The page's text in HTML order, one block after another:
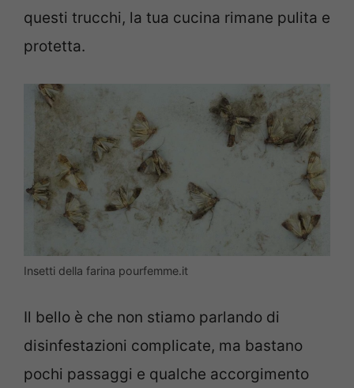
questi trucchi, la tua cucina rimane pulita e
protetta.
Insetti della farina pourfemme.it
Il bello è che non stiamo parlando di
disinfestazioni complicate, ma bastano
pochi passaggi e qualche accorgimento